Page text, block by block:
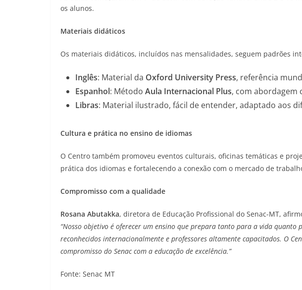
os alunos.
Materiais didáticos
Os materiais didáticos, incluídos nas mensalidades, seguem padrões
Inglês: Material da Oxford University Press, referência
Espanhol: Método Aula Internacional Plus, com abordagem
Libras: Material ilustrado, fácil de entender, adaptado aos
Cultura e prática no ensino de idiomas
O Centro também promoveu eventos culturais, oficinas temáticas e
prática dos idiomas e fortalecendo a conexão com o mercado de
Compromisso com a qualidade
Rosana Abutakka, diretora de Educação Profissional do Senac-MT,
“Nosso objetivo é oferecer um ensino que prepara tanto para a vida
reconhecidos internacionalmente e professores altamente capacitados. O
compromisso do Senac com a educação de excelência.”
Fonte: Senac MT